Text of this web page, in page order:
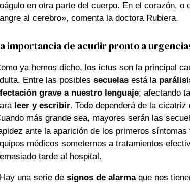
en otra parte del cuerpo. En el corazón, o
al cerebro», comenta la doctora Rubiera.
importancia de acudir pronto a
ya hemos dicho, los ictus son la principal
Entre las posibles secuelasestá la
grave a nuestro lenguaje; afectando
leer y escribir. Todo dependerá de la cicatriz
más grande sea, mayores serán las
ante la aparición de los primeros
médicos someternos a tratamientos
tarde al hospital.
una serie de signos de alarmaque nos